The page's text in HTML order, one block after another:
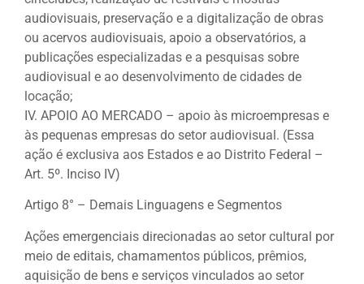
audiovisuais, preservação e a digitalização de obras
ou acervos audiovisuais, apoio a observatórios, a
publicações especializadas e a pesquisas sobre
audiovisual e ao desenvolvimento de cidades de
locação;
IV. APOIO AO MERCADO – apoio às microempresas e
às pequenas empresas do setor audiovisual. (Essa
ação é exclusiva aos Estados e ao Distrito Federal –
Art. 5º. Inciso IV)
Artigo 8° – Demais Linguagens e Segmentos
Ações emergenciais direcionadas ao setor cultural por
meio de editais, chamamentos públicos, prêmios,
aquisição de bens e serviços vinculados ao setor